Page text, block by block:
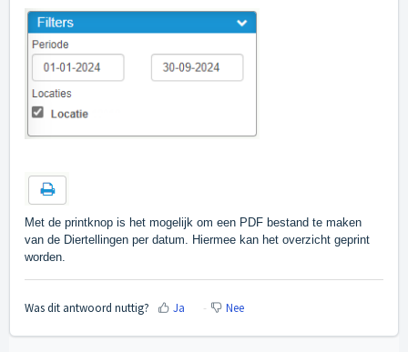
Met de printknop is het mogelijk om een PDF bestand te maken
van de Diertellingen per datum. Hiermee kan het overzicht geprint
worden.
Was dit antwoord nuttig? Ja Nee